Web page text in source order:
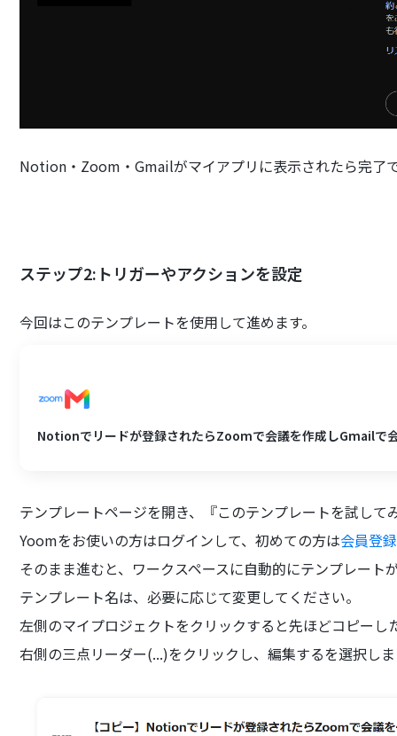
Notion・Zoom・Gmailがマイアプリに表示されたら完了
ステップ2:トリガーやアクションを設定
今回はこのテンプレートを使用して進めます。
Notionでリードが登録されたらZoomで会議を作成しGmailで
テンプレートページを開き、『このテンプレートを試して
Yoomをお使いの方はログインして、初めての方は会員登録
そのまま進むと、ワークスペースに自動的にテンプレート
テンプレート名は、必要に応じて変更してください。
左側のマイプロジェクトをクリックすると先ほどコピーし
右側の三点リーダー(...)をクリックし、編集するを選択し